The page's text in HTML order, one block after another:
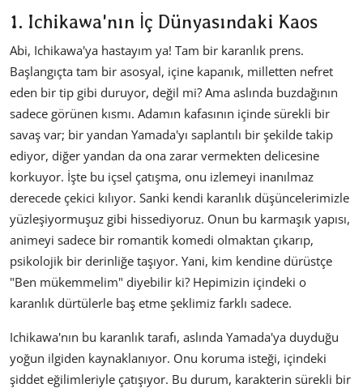
1. Ichikawa'nın İç Dünyasındaki Kaos
Abi, Ichikawa'ya hastayım ya! Tam bir karanlık prens.
Başlangıçta tam bir asosyal, içine kapanık, milletten nefret
eden bir tip gibi duruyor, değil mi? Ama aslında buzdağının
sadece görünen kısmı. Adamın kafasının içinde sürekli bir
savaş var; bir yandan Yamada'yı saplantılı bir şekilde takip
ediyor, diğer yandan da ona zarar vermekten delicesine
korkuyor. İşte bu içsel çatışma, onu izlemeyi inanılmaz
derecede çekici kılıyor. Sanki kendi karanlık düşüncelerimizle
yüzleşiyormuşuz gibi hissediyoruz. Onun bu karmaşık yapısı,
animeyi sadece bir romantik komedi olmaktan çıkarıp,
psikolojik bir derinliğe taşıyor. Yani, kim kendine dürüstçe
"Ben mükemmelim" diyebilir ki? Hepimizin içindeki o
karanlık dürtülerle baş etme şeklimiz farklı sadece.
Ichikawa'nın bu karanlık tarafı, aslında Yamada'ya duyduğu
yoğun ilgiden kaynaklanıyor. Onu koruma isteği, içindeki
şiddet eğilimleriyle çatışıyor. Bu durum, karakterin sürekli bir